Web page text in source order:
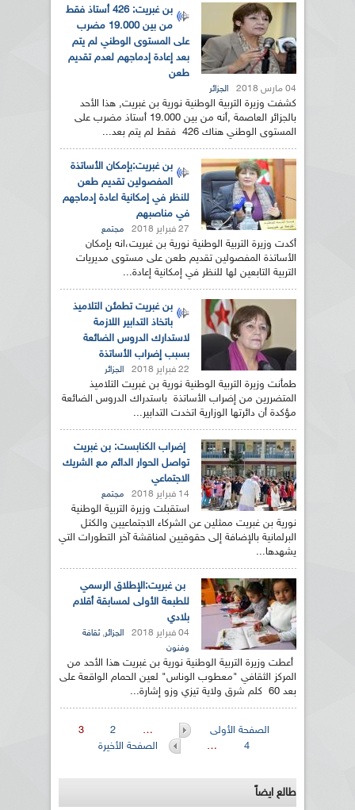
بن غبريت: 426 أستاذ فقط
من بين 19.000 مضرب
على المستوى الوطني لم يتم
بعد إعادة إدماجهم لعدم تقديم
طعن
04 مارس 2018 الجزائر
كشفت وزيرة التربية الوطنية نورية بن غبريت, هذا الأحد
بالجزائر العاصمة ,أنه من بين 19.000 أستاذ مضرب على
المستوى الوطني هناك 426 فقط لم يتم بعد...
بن غبريت:بإمكان الأساتذة
المفصولين تقديم طعن
للنظر في إمكانية اعادة إدماجهم
في مناصبهم
27 فبراير 2018 مجتمع
أكدت وزيرة التربية الوطنية نورية بن غبريت،انه بإمكان
الأساتذة المفصولين تقديم طعن على مستوى مديريات
التربية التابعين لها للنظر في إمكانية إعادة...
بن غبريت تطمئن التلاميذ
باتخاذ التدابير اللازمة
لاستدارك الدروس الضائعة
بسبب إضراب الأساتذة
22 فبراير 2018 الجزائر
طمأنت وزيرة التربية الوطنية نورية بن غبريت التلاميذ
المتضررين من إضراب الأساتذة باستدراك الدروس الضائعة
مؤكدة أن دائرتها الوزارية اتخدت التدابير...
إضراب الكنابست: بن غبريت
تواصل الحوار الدائم مع الشريك
الاجتماعي
14 فبراير 2018 مجتمع
استقبلت وزيرة التربية الوطنية
نورية بن غبريت ممثلين عن الشركاء الاجتماعيين والكتل
البرلمانية بالإضافة إلى حقوقيين لمناقشة آخر التطورات التي
يشهدها...
بن غبريت:الإطلاق الرسمي
للطبعة الأولى لمسابقة أقلام
بلادي
04 فبراير 2018 الجزائر,ثقافة
وفنون
أعطت وزيرة التربية الوطنية نورية بن غبريت هذا الأحد من
المركز الثقافي "معطوب الوناس" لعين الحمام الواقعة على
بعد 60 كلم شرق ولاية تيزي وزو إشارة...
الصفحات
الصفحة الأولى …
2
3
4
… الصفحة الأخيرة
طالع ايضاً